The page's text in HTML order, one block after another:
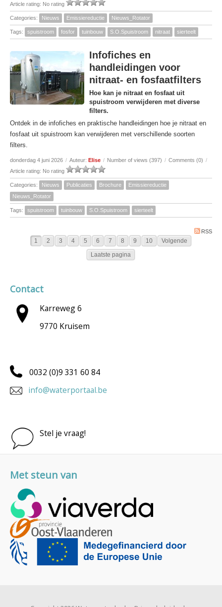
Article rating: No rating
Categories: Nieuws Emissiereductie Nieuws_Rotator
Tags: spuistroom fosfor tuinbouw S.O.Spuistroom nitraat sierteelt
Infofiches en
handleidingen voor
nitraat- en fosfaatfilters
Hoe kan je nitraat en fosfaat uit
spuistroom verwijderen met diverse
filters.
Ontdek in de infofiches en praktische handleidingen hoe je nitraat en
fosfaat uit spuistroom kan verwijderen met verschillende soorten
filters.
donderdag 4 juni 2026 / Auteur: Elise / Number of views (397) / Comments (0) /
Article rating: No rating
Categories: Nieuws Publicaties Brochure
Emissiereductie
Nieuws_Rotator
Tags: spuistroom tuinbouw S.O.Spuistroom sierteelt
RSS
1 2 3 4 5 6 7 8 9 10
Volgende
Laatste pagina
Contact
Karreweg 6
9770 Kruisem
0032 (0)9 331 60 84
info@waterportaal.be
Stel je vraag!
Met steun van